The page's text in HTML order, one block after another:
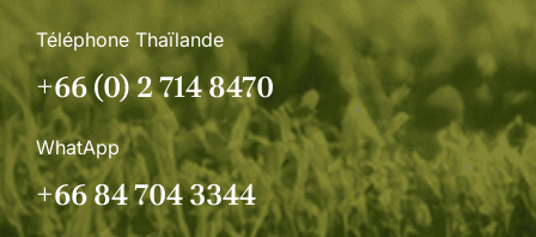
Téléphone Thaïlande
+66 (0) 2 714 8470
WhatApp
+66 84 704 3344